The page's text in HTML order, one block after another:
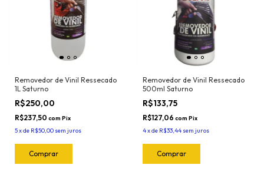
Removedor de Vinil Ressecado
1L Saturno
R$250,00
R$237,50 com Pix
5xde R$50,00 sem juros
Removedor de Vinil Ressecado
500ml Saturno
R$133,75
R$127,06 com Pix
4xde R$33,44 sem juros